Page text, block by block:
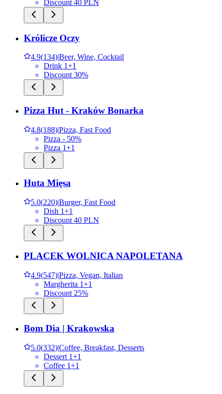
Discount 40 PLN
Królicze Oczy
4.9(134)|Beer, Wine, Cocktail
Drink 1+1
Discount 30%
Pizza Hut - Kraków Bonarka
4.8(188)|Pizza, Fast Food
Pizza - 50%
Pizza 1+1
Huta Mięsa
5.0(220)|Burger, Fast Food
Dish 1+1
Discount 40 PLN
PLACEK WOLNICA NAPOLETANA
4.9(547)|Pizza, Vegan, Italian
Margherita 1+1
Discount 25%
Bom Dia | Krakowska
5.0(332)|Coffee, Breakfast, Desserts
Dessert 1+1
Coffee 1+1